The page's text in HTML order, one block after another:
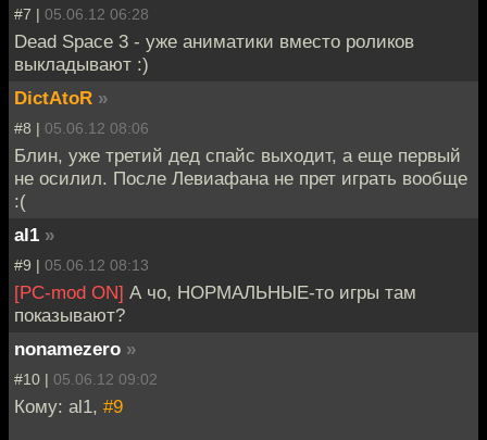
#7 | 05.06.12 06:28
Dead Space 3 - уже аниматики вместо роликов
выкладывают :)
DictAtoR »
#8 | 05.06.12 08:06
Блин, уже третий дед спайс выходит, а еще первый
не осилил. После Левиафана не прет играть вообще
:(
al1 »
#9 | 05.06.12 08:13
[PC-mod ON] А чо, НОРМАЛЬНЫЕ-то игры там
показывают?
nonamezero »
#10 | 05.06.12 09:02
Кому: al1, #9